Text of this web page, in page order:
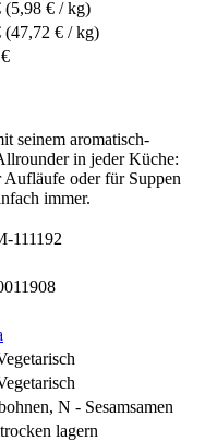
(5,98 € / kg)
(47,72 € / kg)
seinem aromatisch-
in jeder Küche:
Aufläufe oder für Suppen
immer.
111192
N - Sesamsamen
lagern